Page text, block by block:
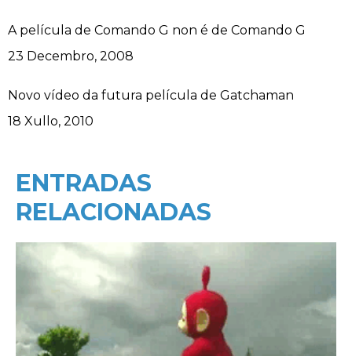
A película de Comando G non é de Comando G
Data
23 Decembro, 2008
Novo vídeo da futura película de Gatchaman
Data
18 Xullo, 2010
ENTRADAS
RELACIONADAS